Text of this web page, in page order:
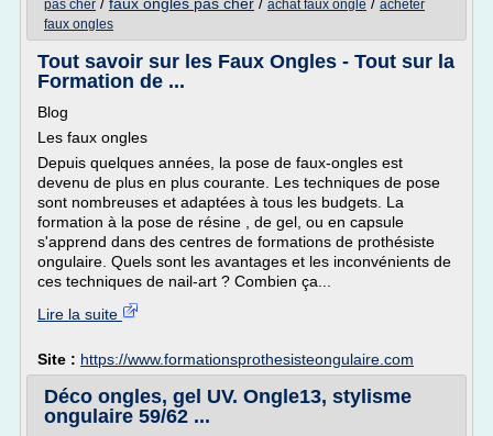
pas cher achat faux ongle
acheter
faux ongles
Tout savoir sur les Faux Ongles - Tout sur la
Formation de ...
Blog
Les faux ongles
Depuis quelques années, la pose de faux-ongles est
devenu de plus en plus courante. Les techniques de pose
sont nombreuses et adaptées à tous les budgets. La
formation à la pose de résine , de gel, ou en capsule
s'apprend dans des centres de formations de prothésiste
ongulaire. Quels sont les avantages et les inconvénients de
ces techniques de nail-art ? Combien ça...
Lire la suite
Site : https://www.formationsprothesisteongulaire.com
Déco ongles, gel UV. Ongle13, stylisme
ongulaire 59/62 ...